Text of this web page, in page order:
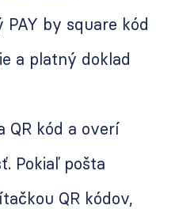
PAY by square kód
a platný doklad
QR kód a overí
Pokiaľ pošta
QR kódov,